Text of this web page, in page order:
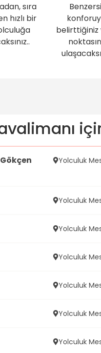
sıra
hızlı bir
belirttiğiniz
Yolculuk
Yolculuk
Yolculuk
Yolculuk
Yolculuk
Yolculuk
Yolculuk